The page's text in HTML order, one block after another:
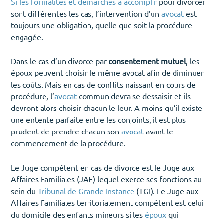
sont différentes les cas, l’intervention d’unavocat est
toujours une obligation, quelle que soit la procédure
engagée.
Dans le cas d’un divorce parconsentement mutuel, les
époux peuvent choisir le même avocat afin de diminuer
les coûts. Mais en cas de conflits naissant en cours de
procédure, l’avocat commun devra se dessaisir et ils
devront alors choisir chacun le leur. A moins qu’il existe
une entente parfaite entre les conjoints, il est plus
prudent de prendre chacun sonavocat avant le
commencement de la procédure.
Le Juge compétent en cas de divorce est le Juge aux
Affaires Familiales (JAF) lequel exerce ses fonctions au
sein duTribunal de Grande Instance (TGI). Le Juge aux
Affaires Familiales territorialement compétent est celui
du domicile des enfants mineurs si lesépoux qui